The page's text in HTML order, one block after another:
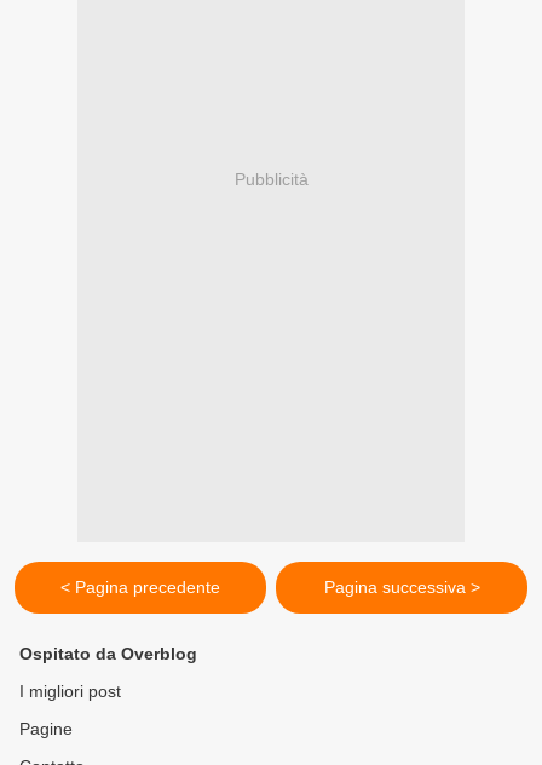
Pubblicità
< Pagina precedente Pagina successiva >
Ospitato da Overblog
I migliori post
Pagine